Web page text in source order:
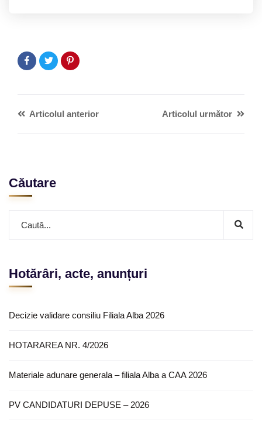
Articolul anterior Articolul următor
Căutare
Hotărâri, acte, anunțuri
Decizie validare consiliu Filiala Alba 2026
HOTARAREA NR. 4/2026
Materiale adunare generala – filiala Alba a CAA 2026
PV CANDIDATURI DEPUSE – 2026